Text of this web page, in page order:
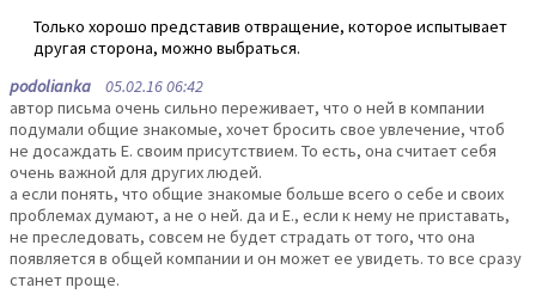
Только хорошо представив отвращение, которое испытывает
другая сторона, можно выбраться.
podolianka 05.02.16 06:42
автор письма очень сильно переживает, что о ней в компании
подумали общие знакомые, хочет бросить свое увлечение, чтоб
не досаждать Е. своим присутствием. То есть, она считает себя
очень важной для других людей.
а если понять, что общие знакомые больше всего о себе и своих
проблемах думают, а не о ней. да и Е., если к нему не приставать,
не преследовать, совсем не будет страдать от того, что она
появляется в общей компании и он может ее увидеть. то все сразу
станет проще.